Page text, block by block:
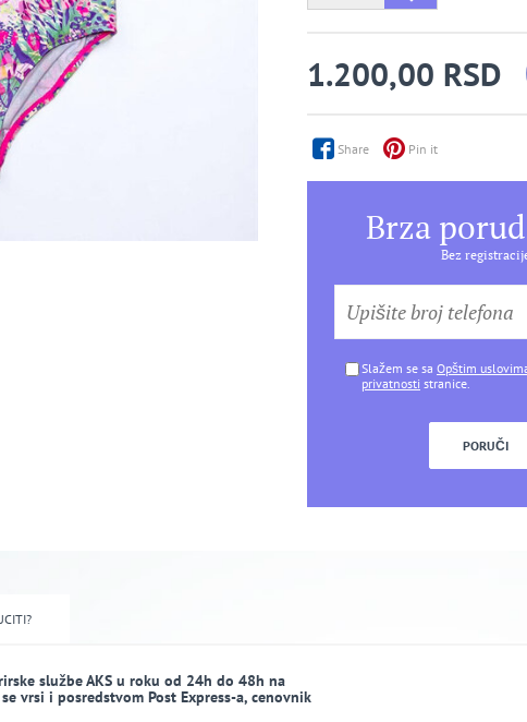
1.200,00 RSD
Share Pin it
Brza
Bez
Slažem se sa Opštim
privatnosti stranice.
službe AKS u roku od 24h do 48h na
vrsi i posredstvom Post Express-a, cenovnik